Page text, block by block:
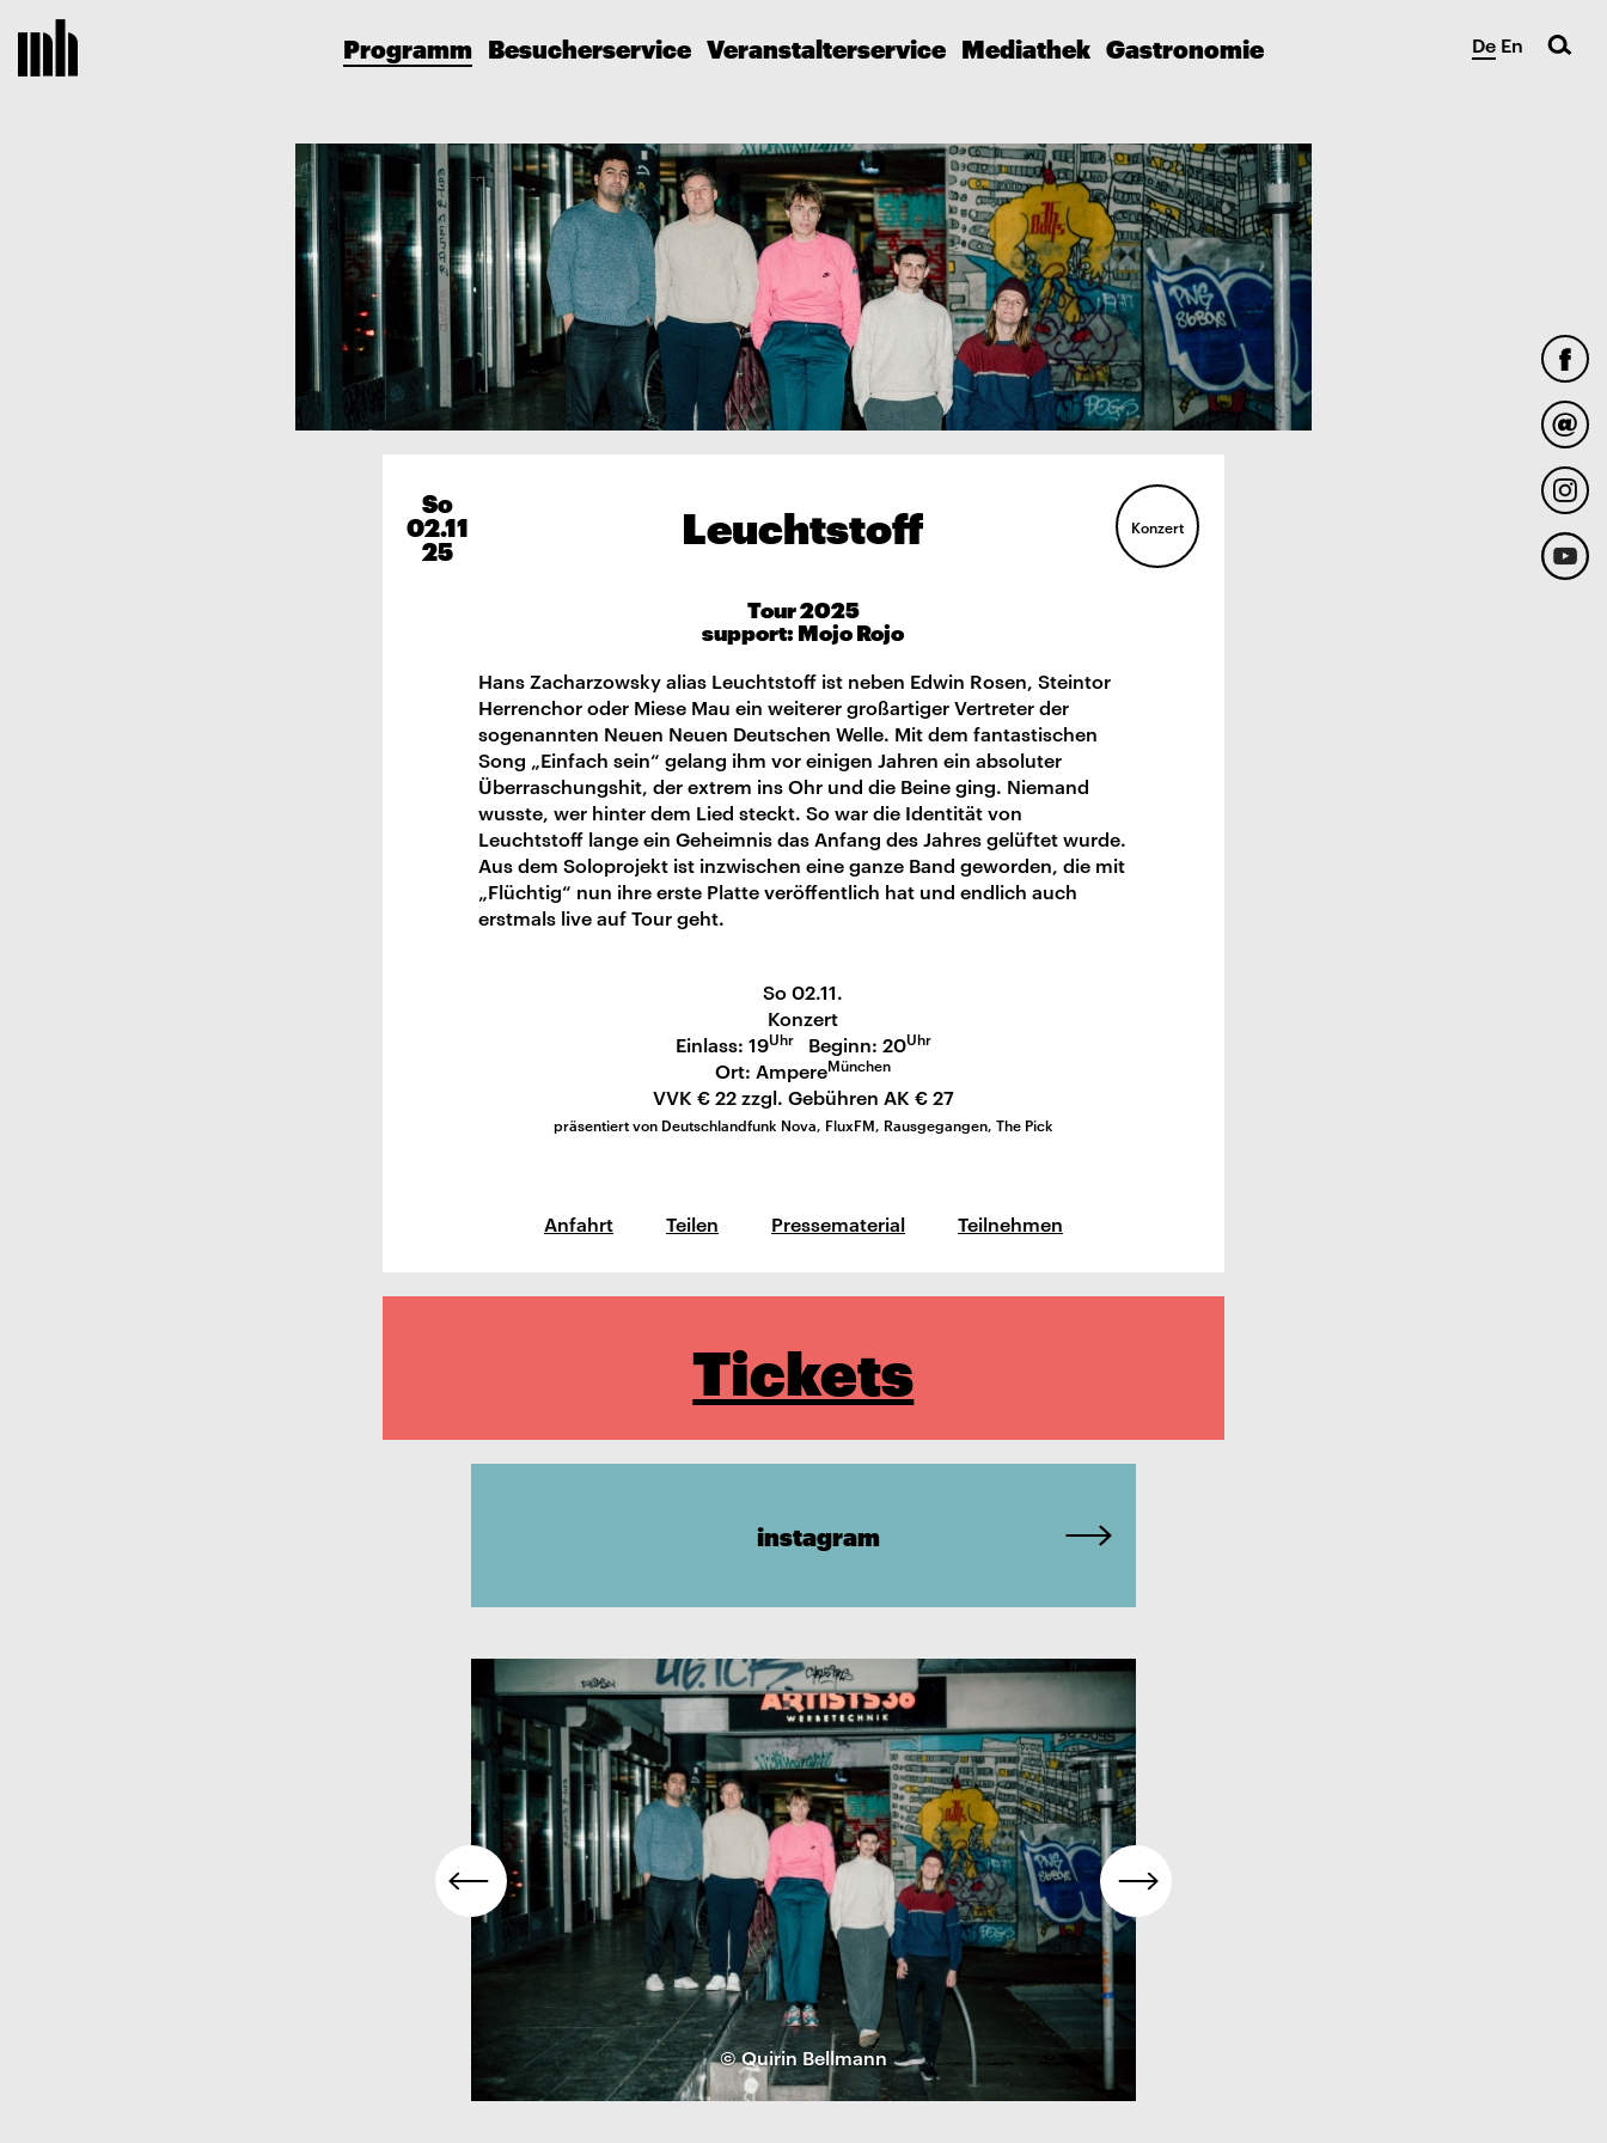
De En
Programm Besucherservice Veranstalterservice Mediathek Gastronomie
So
02.11
25 Leuchtstoff Konzert
Tour 2025
support: Mojo Rojo
Hans Zacharzowsky alias Leuchtstoff ist neben Edwin Rosen, Steintor
Herrenchor oder Miese Mau ein weiterer großartiger Vertreter der
sogenannten Neuen Neuen Deutschen Welle. Mit dem fantastischen
Song „Einfach sein“ gelang ihm vor einigen Jahren ein absoluter
Überraschungshit, der extrem ins Ohr und die Beine ging. Niemand
wusste, wer hinter dem Lied steckt. So war die Identität von
Leuchtstoff lange ein Geheimnis das Anfang des Jahres gelüftet wurde.
Aus dem Soloprojekt ist inzwischen eine ganze Band geworden, die mit
„Flüchtig“ nun ihre erste Platte veröffentlich hat und endlich auch
erstmals live auf Tour geht.
So 02.11.
Konzert
Einlass: 19UhrBeginn: 20Uhr
Ort: AmpereMünchen
VVK € 22 zzgl. Gebühren AK € 27
präsentiert von Deutschlandfunk Nova, FluxFM, Rausgegangen, The Pick
Anfahrt Teilen Pressematerial Teilnehmen
Tickets
instagram
© Quirin Bellmann